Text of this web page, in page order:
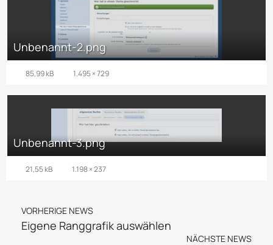
Unbenannt-2.png
85,99 kB 1.495 × 729
Unbenannt-3.png
21,55 kB 1.198 × 237
VORHERIGE NEWS
Eigene Ranggrafik auswählen
NÄCHSTE NEWS